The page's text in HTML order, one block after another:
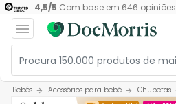
4,5/5 Com base em 646 opiniões
Bebés Acessórios para bebé Chupetas